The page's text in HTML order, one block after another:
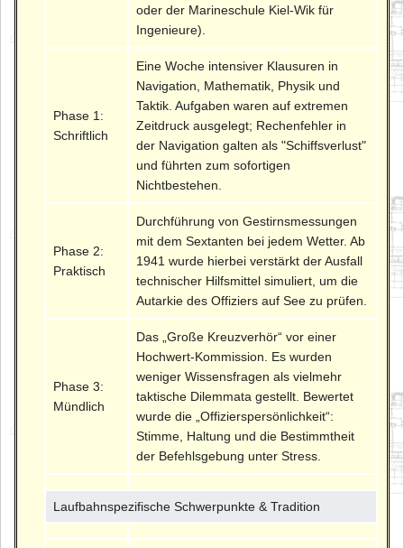
oder der Marineschule Kiel-Wik für
Ingenieure).
Phase 1:
Schriftlich
Eine Woche intensiver Klausuren in
Navigation, Mathematik, Physik und
Taktik. Aufgaben waren auf extremen
Zeitdruck ausgelegt; Rechenfehler in
der Navigation galten als "Schiffsverlust"
und führten zum sofortigen
Nichtbestehen.
Phase 2:
Praktisch
Durchführung von Gestirnsmessungen
mit dem Sextanten bei jedem Wetter. Ab
1941 wurde hierbei verstärkt der Ausfall
technischer Hilfsmittel simuliert, um die
Autarkie des Offiziers auf See zu prüfen.
Phase 3:
Mündlich
Das „Große Kreuzverhör“ vor einer
Hochwert-Kommission. Es wurden
weniger Wissensfragen als vielmehr
taktische Dilemmata gestellt. Bewertet
wurde die „Offizierspersönlichkeit“:
Stimme, Haltung und die Bestimmtheit
der Befehlsgebung unter Stress.
Laufbahnspezifische Schwerpunkte & Tradition